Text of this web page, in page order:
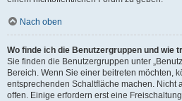
Nach oben
Wo finde ich die Benutzergruppen und wie
Sie finden die Benutzergruppen unter
Bereich. Wenn Sie einer beitreten möchten,
entsprechenden Schaltfläche machen. Nicht
offen. Einige erfordern erst eine